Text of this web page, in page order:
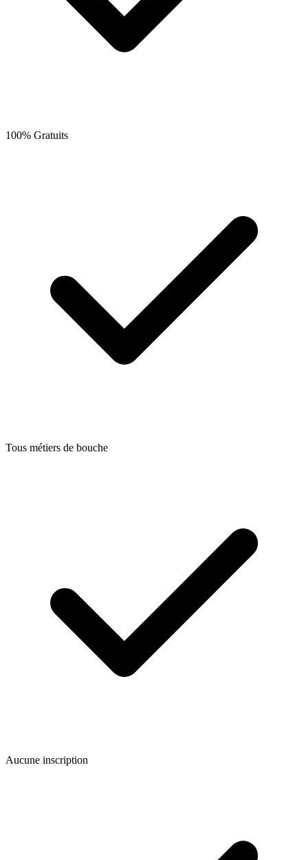
100% Gratuits
Tous métiers de bouche
Aucune inscription